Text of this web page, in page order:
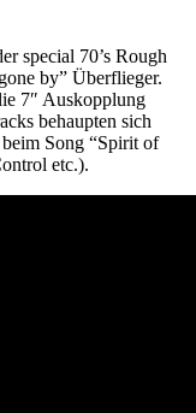
special 70’s Rough
by” Überflieger.
7″ Auskopplung
behaupten sich
Song “Spirit of
etc.).